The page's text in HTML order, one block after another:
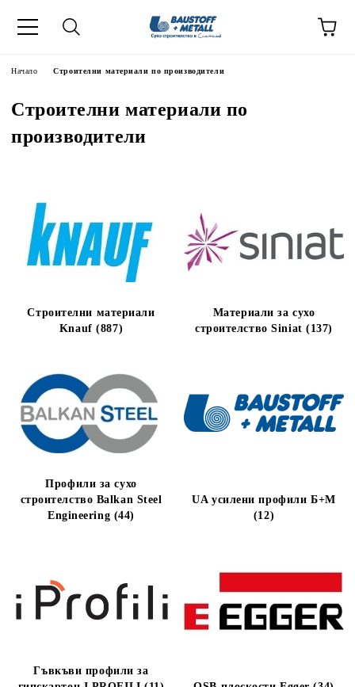
Начало Строителни материали по производители
Строителни материали по
производители
Строителни материали
Knauf (887)
Материали за сухо
строителство Siniat (137)
Профили за сухо
строителство Balkan Steel
Engineering (44)
UA усилени профили Б+М
(12)
Гъвкъви профили за